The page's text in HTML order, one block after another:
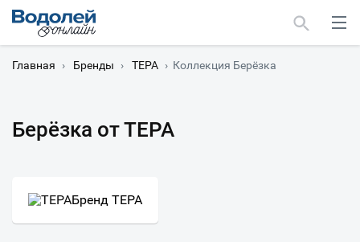
Главная › Бренды › ТЕРА › Коллекция Берёзка
Берёзка от ТЕРА
Бренд ТЕРА